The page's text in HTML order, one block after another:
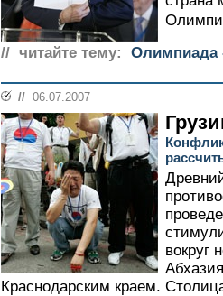
// читайте тему:
Олимпиада
// 06.07.2007
вокруг
Краснодарским краем.